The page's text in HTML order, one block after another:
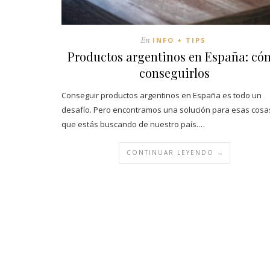
En INFO + TIPS
Productos argentinos en España:
conseguirlos
Conseguir productos argentinos en España es todo un
desafío. Pero encontramos una solución para esas
que estás buscando de nuestro país.…
CONTINUAR LEYENDO →